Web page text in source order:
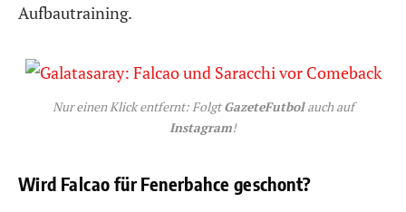
Aufbautraining.
Nur einen Klick entfernt: FolgtGazeteFutbolauch auf
Instagram!
Wird Falcao für Fenerbahce geschont?